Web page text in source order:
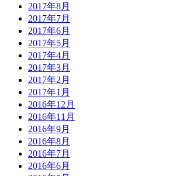
2017年8月
2017年7月
2017年6月
2017年5月
2017年4月
2017年3月
2017年2月
2017年1月
2016年12月
2016年11月
2016年9月
2016年8月
2016年7月
2016年6月